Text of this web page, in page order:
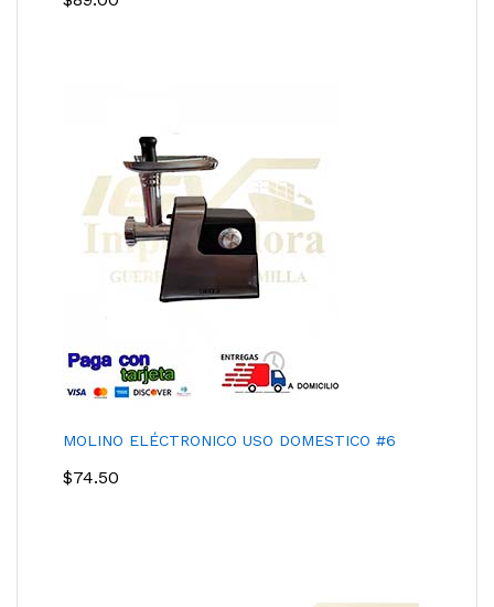
MOLINO ELÉCTRONICO USO DOMESTICO #6
$74.50